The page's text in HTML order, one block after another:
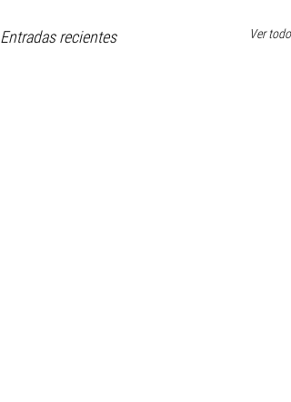
Entradas recientes Ver todo